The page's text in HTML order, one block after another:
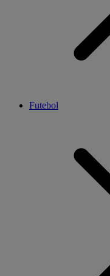
Futebol